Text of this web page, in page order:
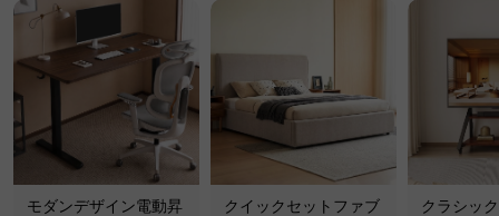
モダンデザイン電動昇
クイックセットファブ
クラシッ